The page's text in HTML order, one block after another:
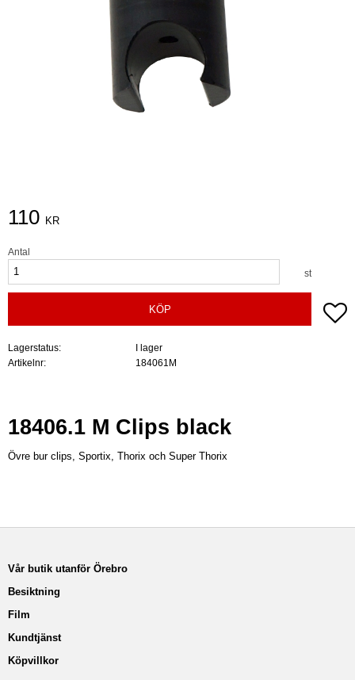
110 KR
Antal
st
KÖP
Lagerstatus
I lager
Artikelnr
184061M
18406.1 M Clips black
Övre bur clips, Sportix, Thorix och Super Thorix
Vår butik utanför Örebro
Besiktning
Film
Kundtjänst
Köpvillkor